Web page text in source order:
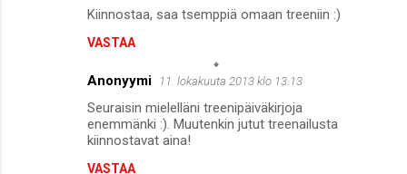
Kiinnostaa, saa tsemppiä omaan treeniin :)
VASTAA
Anonyymi 11. lokakuuta 2013 klo 13.13
Seuraisin mielelläni treenipäiväkirjoja
enemmänki :). Muutenkin jutut treenailusta
kiinnostavat aina!
VASTAA